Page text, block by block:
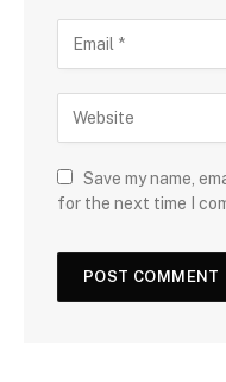
Save my name,
for the next time I